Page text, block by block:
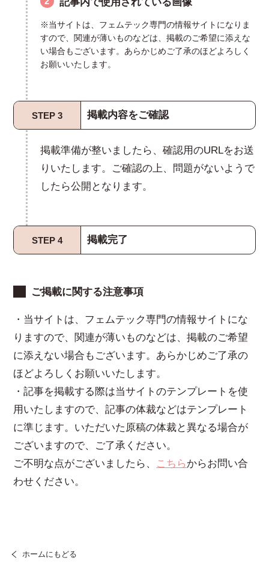
記事内で使用されている画像
※当サイトは、フェムテック専門の情報サイトになりま
すので、関連が薄いものなどは、掲載のご希望に添えな
い場合もございます。あらかじめご了承のほどよろしく
お願いいたします。
STEP 3 掲載内容をご確認
掲載準備が整いましたら、確認用のURLをお送
りいたします。ご確認の上、問題がないようで
したら公開となります。
STEP 4 掲載完了
ご掲載に関する注意事項
・当サイトは、フェムテック専門の情報サイトにな
りますので、関連が薄いものなどは、掲載のご希望
に添えない場合もございます。あらかじめご了承の
ほどよろしくお願いいたします。
・記事を掲載する際は当サイトのテンプレートを使
用いたしますので、記事の体裁などはテンプレート
に準じます。いただいた原稿の体裁と異なる場合が
ございますので、ご了承ください。
ご不明な点がございましたら、 こちらからお問い合
わせください。
ホームにもどる